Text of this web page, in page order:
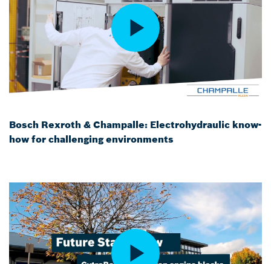
Bosch Rexroth & Champalle: Electrohydraulic know-
how for challenging environments